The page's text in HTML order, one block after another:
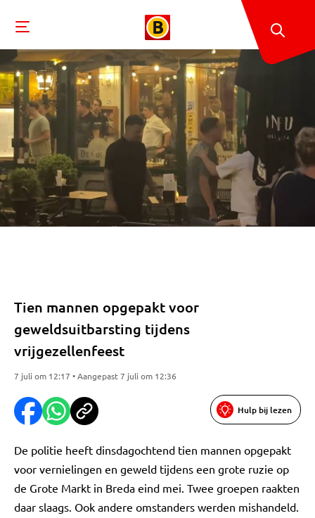
Tien mannen opgepakt voor
geweldsuitbarsting tijdens
vrijgezellenfeest
7 juli om 12:17 • Aangepast 7 juli om 12:36
Hulp bij lezen
De politie heeft dinsdagochtend tien mannen opgepakt
voor vernielingen en geweld tijdens een grote ruzie op
de Grote Markt in Breda eind mei. Twee groepen raakten
daar slaags. Ook andere omstanders werden mishandeld.